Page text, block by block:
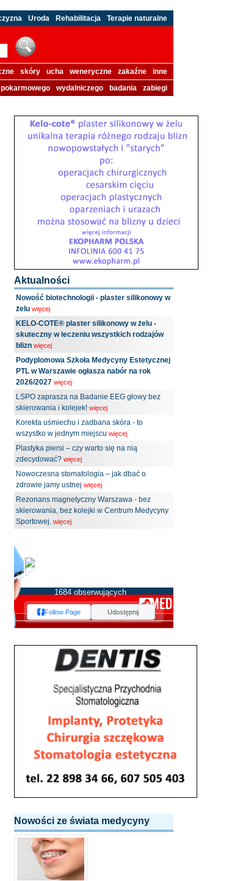
Uroda Rehabilitacja Terapie naturalne
skóry ucha weneryczne zakaźne
inne
pokarmowego wydalniczego badania zabiegi
Aktualności
Nowość biotechnologii - plaster silikonowy w
żelu więcej
KELO-COTE® plaster silikonowy w żelu -
skuteczny w leczeniu wszystkich rodzajów
blizn więcej
Podyplomowa Szkoła Medycyny Estetycznej
PTL w Warszawie ogłasza nabór na rok
2026/2027 więcej
LSPO zaprasza na Badanie EEG głowy bez
skierowania i kolejek! więcej
Korekta uśmiechu i zadbana skóra - to
wszystko w jednym miejscu więcej
Plastyka piersi – czy warto się na nią
zdecydować? więcej
Nowoczesna stomatologia – jak dbać o
zdrowie jamy ustnej więcej
Rezonans magnetyczny Warszawa - bez
skierowania, bez kolejki w Centrum Medycyny
Sportowej. więcej
1684 obserwujących
Follow Page Udostępnij
Nowości ze świata medycyny